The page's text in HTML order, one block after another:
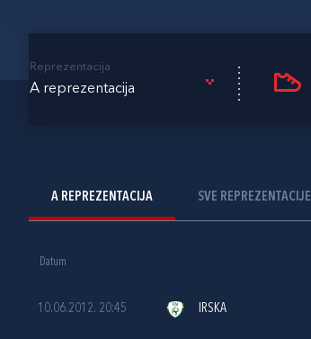
Reprezentacija
A reprezentacija
A REPREZENTACIJA SVE REPREZENTACIJE
Datum
10.06.2012. 20:45 IRSKA